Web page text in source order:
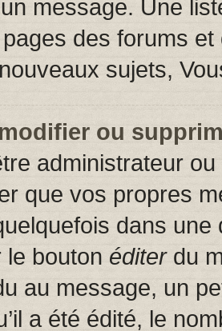
message. Une
des forums
sujets,
ou
administrateur
que vos propres
dans
le bouton éditerdu
au message, un
a été édité, le